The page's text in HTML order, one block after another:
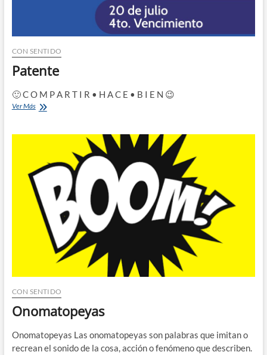
CON SENTIDO
Patente
🙂 C O M P A R T I R • H A C E • B I E N 😉
Ver MásPatente
CON SENTIDO
Onomatopeyas
Onomatopeyas Las onomatopeyas son palabras que imitan o
recrean el sonido de la cosa, acción o fenómeno que describen.